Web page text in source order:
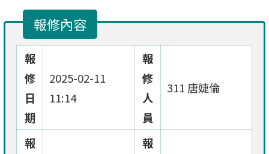
報修內容
報
修
日
期
2025-02-11
11:14
報
修
人
員
311 唐婕倫
報
報